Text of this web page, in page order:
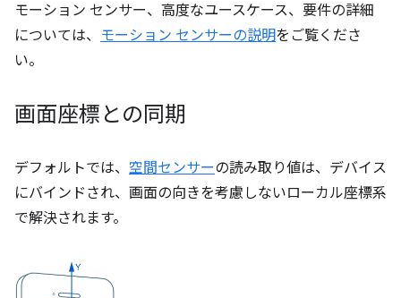
モーション センサー、高度なユースケース、要件の詳細
については、 モーション センサーの説明をご覧くださ
い。
画面座標との同期
デフォルトでは、 空間センサーの読み取り値は、デバイス
にバインドされ、画面の向きを考慮しないローカル座標系
で解決されます。